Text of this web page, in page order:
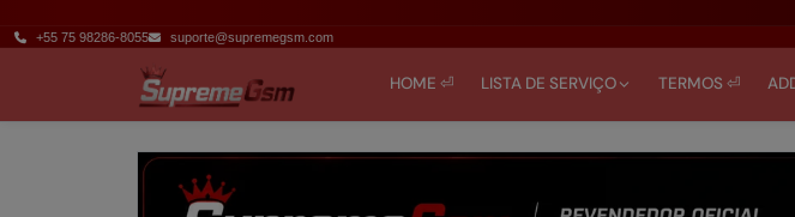
+55 75 98286-8055 suporte@supremegsm.com
HOME ⏎ LISTA DE SERVIÇO TERMOS ⏎